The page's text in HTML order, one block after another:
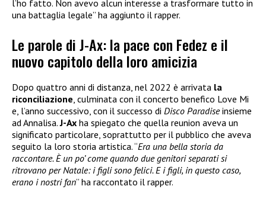
l’ho fatto. Non avevo alcun interesse a trasformare tutto in
una battaglia legale” ha aggiunto il rapper.
Le parole di J-Ax: la pace con Fedez e il
nuovo capitolo della loro amicizia
Dopo quattro anni di distanza, nel 2022 è arrivata la
riconciliazione, culminata con il concerto benefico Love Mi
e, l’anno successivo, con il successo di Disco Paradiseinsieme
ad Annalisa.J-Ax ha spiegato che quella reunion aveva un
significato particolare, soprattutto per il pubblico che aveva
seguito la loro storia artistica. “Era una bella storia da
raccontare. È un po’ come quando due genitori separati si
ritrovano per Natale: i figli sono felici. E i figli, in questo caso,
erano i nostri fan” ha raccontato il rapper.